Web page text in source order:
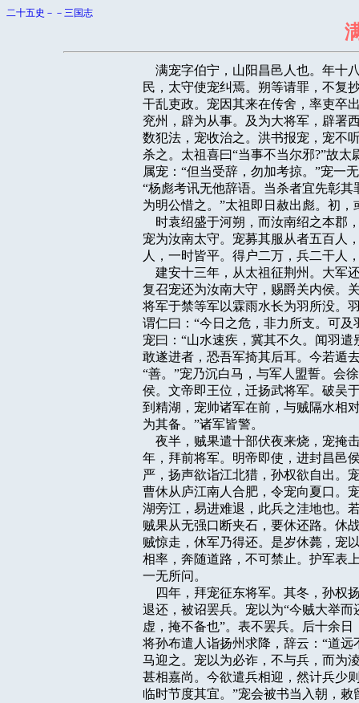
二十五史－－三国志
满宠字伯宁，山阳昌邑人也。年
民，太守使宠纠焉。朔等请罪，不复
干乱吏政。宠因其来在传舍，率吏卒
兖州，辟为从事。及为大将军，辟署
数犯法，宠收治之。洪书报宠，宠不
杀之。太祖喜曰“当事不当尔邪?”故
属宠：“但当受辞，勿加考掠。”宠一
“杨彪考讯无他辞语。当杀者宜先彰
为明公惜之。”太祖即日赦出彪。初
时袁绍盛于河朔，而汝南绍之本
宠为汝南太守。宠募其服从者五百人
人，一时皆平。得户二万，兵二干人
建安十三年，从太祖征荆州。大
复召宠还为汝南大守，赐爵关内侯。
将军于禁等军以霖雨水长为羽所没。
谓仁曰：“今日之危，非力所支。可
宠曰：“山水速疾，冀其不久。闻羽
敢遂进者，恐吾军掎其后耳。今若遁
“善。”宠乃沉白马，与军人盟誓。会
侯。文帝即王位，迁扬武将军。破吴
到精湖，宠帅诸军在前，与贼隔水相
为其备。”诸军皆警。
夜半，贼果遣十部伏夜来烧，宠
年，拜前将军。明帝即使，进封昌邑
严，扬声欲诣江北猎，孙权欲自出。
曹休从庐江南人合肥，令宠向夏口。
湖旁江，易进难退，此兵之洼地也。
贼果从无强口断夹石，要休还路。休
贼惊走，休军乃得还。是岁休薨，宠
相率，奔随道路，不可禁止。护军表
一无所问。
四年，拜宠征东将军。其冬，孙
退还，被诏罢兵。宠以为“今贼大举
虚，掩不备也”。表不罢兵。后十余
将孙布遣人诣扬州求降，辞云：“道
马迎之。宠以为必诈，不与兵，而为
甚相嘉尚。今欲遣兵相迎，然计兵少
临时节度其宜。”宠会被书当入朝，